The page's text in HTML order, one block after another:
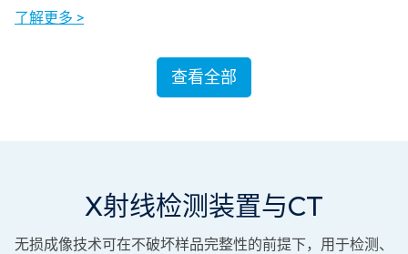
了解更多 >
查看全部
X射线检测装置与CT
无损成像技术可在不破坏样品完整性的前提下，用于检测、